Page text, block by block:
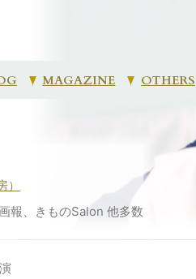
MAGAZINE OTHERS
報、きものSalon 他多数